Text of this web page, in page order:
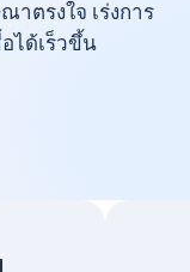
าตรงใจ เร่งการ
ได้เร็วขึ้น